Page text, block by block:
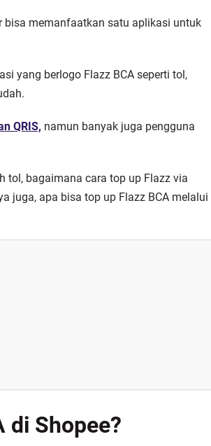
bisa memanfaatkan satu aplikasi untuk
yang berlogo Flazz BCA seperti tol,
QRIS, namun banyak juga pengguna
tol, bagaimana cara top up Flazz via
juga, apa bisa top up Flazz BCA melalui
di Shopee?